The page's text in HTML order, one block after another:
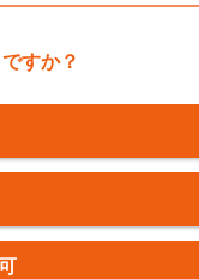
すか？